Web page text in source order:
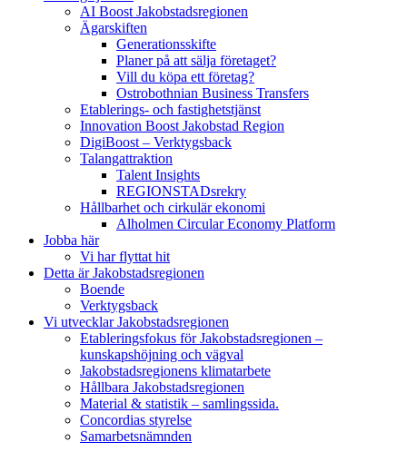
AI Boost Jakobstadsregionen
Ägarskiften
Generationsskifte
Planer på att sälja företaget?
Vill du köpa ett företag?
Ostrobothnian Business Transfers
Etablerings- och fastighetstjänst
Innovation Boost Jakobstad Region
DigiBoost – Verktygsback
Talangattraktion
Talent Insights
REGIONSTADsrekry
Hållbarhet och cirkulär ekonomi
Alholmen Circular Economy Platform
Jobba här
Vi har flyttat hit
Detta är Jakobstadsregionen
Boende
Verktygsback
Vi utvecklar Jakobstadsregionen
Etableringsfokus för Jakobstadsregionen –
kunskapshöjning och vägval
Jakobstadsregionens klimatarbete
Hållbara Jakobstadsregionen
Material & statistik – samlingssida.
Concordias styrelse
Samarbetsnämnden